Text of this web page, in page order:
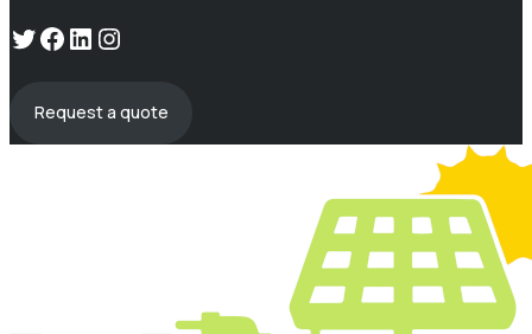
Twitter
Facebook
LinkedIn
Instagram
Request a quote